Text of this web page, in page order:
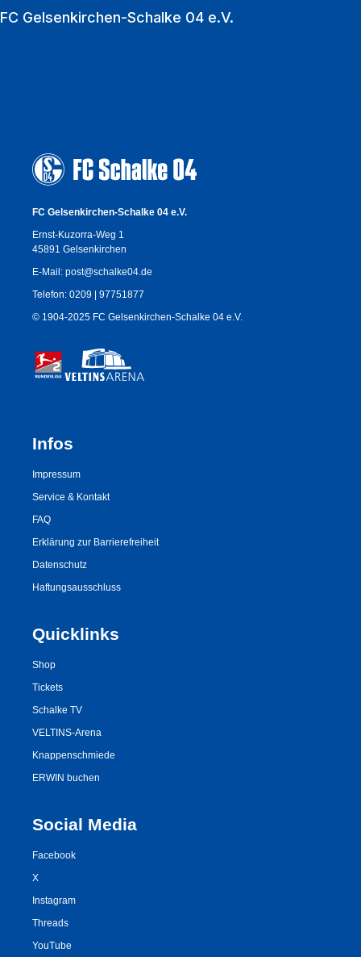
FC Gelsenkirchen-Schalke 04 e.V.